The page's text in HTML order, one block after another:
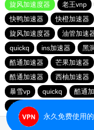
旋风加速度器
老王vnp
快鸭加速器
快橙加速器
旋风加速度器
油管加速
quickq
ins加速器 黑
酷通加速器
芒果加速器
酷通加速器
西柚加速器
暴雪vp
quickq 酷通
小猫咪ciash加速器
永久免费使用